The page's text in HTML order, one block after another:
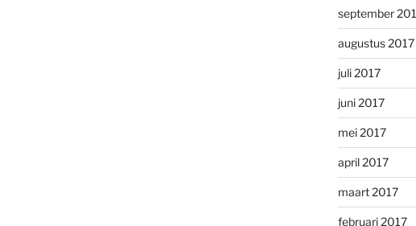
september
augustus 2017
juli 2017
juni 2017
mei 2017
april 2017
maart 2017
februari 2017